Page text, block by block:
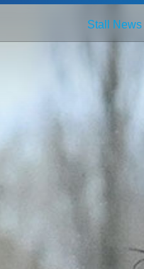
Stall News